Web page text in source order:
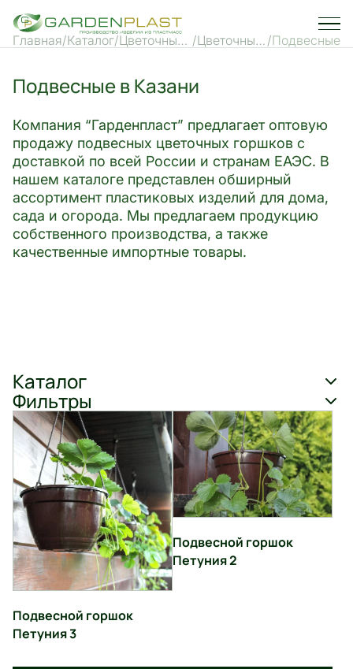
Главная Каталог Цветочные
кашпо
Цветочные
Подвесные
Подвесные в Казани
Компания “Гарденпласт” предлагает оптовую
продажу подвесных цветочных горшков с
доставкой по всей России и странам ЕАЭС. В
нашем каталоге представлен обширный
ассортимент пластиковых изделий для дома,
сада и огорода. Мы предлагаем продукцию
собственного производства, а также
качественные импортные товары.
Каталог
Фильтры
Подвесной горшок
Петуния 3
Подвесной горшок
Петуния 2